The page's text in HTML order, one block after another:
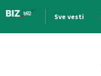
Sve vesti